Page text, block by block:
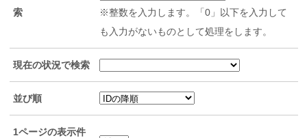
索
※整数を入力します。「0」以下を入力して
も入力がないものとして処理をします。
現在の状況で検索
並び順
1ページの表示件